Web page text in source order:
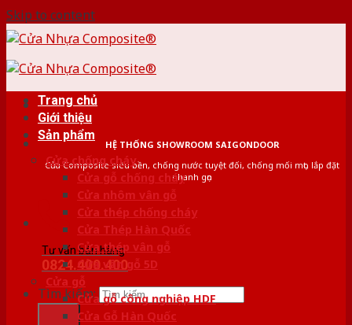
Skip to content
HỆ THỐNG SHOWROOM SAIGONDOOR
Cửa Composite siêu bền, chống nước tuyệt đối, chống mối mọt, lắp đặt
nhanh gọn
Tư vấn bán hàng
0824.400.400
Tìm kiếm:
Trang chủ
Giới thiệu
Sản phẩm
Cửa chống cháy
Cửa gỗ chống cháy
Cửa nhôm vân gỗ
Cửa thép chống cháy
Cửa Thép Hàn Quốc
Cửa thép vân gỗ
Cửa vân gỗ 5D
Cửa gỗ
Cửa gỗ công nghiệp HDF
Cửa Gỗ Hàn Quốc